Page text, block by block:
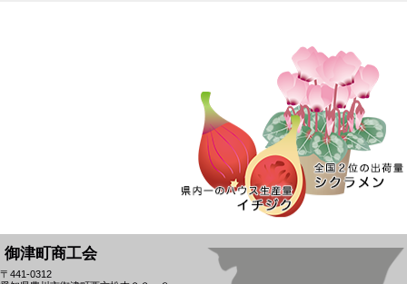
御津町商工会
〒441-0312